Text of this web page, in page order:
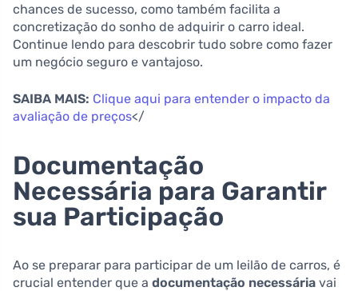
chances de sucesso, como também facilita a
concretização do sonho de adquirir o carro ideal.
Continue lendo para descobrir tudo sobre como fazer
um negócio seguro e vantajoso.
SAIBA MAIS: Clique aqui para entender o impacto da
avaliação de preços</
Documentação
Necessária para Garantir
sua Participação
Ao se preparar para participar de um leilão de carros, é
crucial entender que a documentação necessária vai